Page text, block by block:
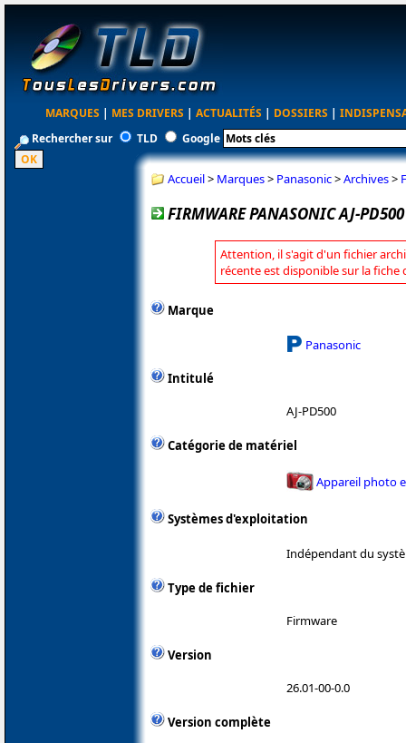
MARQUES | MES DRIVERS | ACTUALITÉS | DOSSIERS |
Rechercher sur
TLD Google
Accueil> Marques> Panasonic>Archives>
FIRMWARE PANASONIC AJ-
Attention, il s'agit d'un fichier
récente est disponible sur la fiche
Marque
Panasonic
Intitulé
AJ-PD500
Catégorie de matériel
Appareil photo
Systèmes d'exploitation
Indépendant du
Type de fichier
Firmware
Version
26.01-00-0.0
Version complète